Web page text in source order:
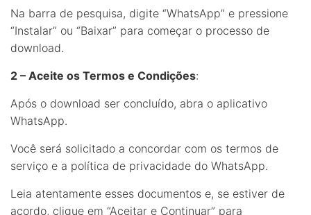
Na barra de pesquisa, digite “WhatsApp” e pressione
“Instalar” ou “Baixar” para começar o processo de
download.
2 – Aceite os Termos e Condições:
Após o download ser concluído, abra o aplicativo
WhatsApp.
Você será solicitado a concordar com os termos de
serviço e a política de privacidade do WhatsApp.
Leia atentamente esses documentos e, se estiver de
acordo, clique em “Aceitar e Continuar” para